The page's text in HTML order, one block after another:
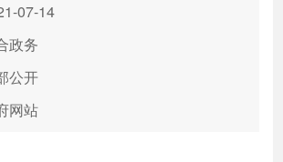
件事
07-14
政务
公开
网站